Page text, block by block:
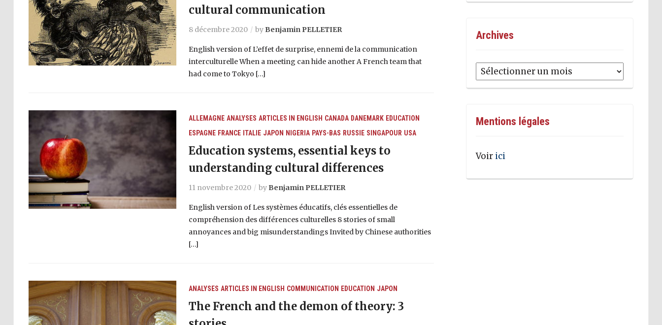
cultural communication
8 décembre 2020 by Benjamin PELLETIER
English version of L’effet de surprise, ennemi de la communication
interculturelle When a meeting can hide another A French team that
had come to Tokyo […]
ALLEMAGNE ANALYSES ARTICLES IN ENGLISH CANADA DANEMARK EDUCATION
ESPAGNE FRANCE ITALIE JAPON NIGERIA PAYS-BAS RUSSIE SINGAPOUR USA
Education systems, essential keys to
understanding cultural differences
11 novembre 2020 by Benjamin PELLETIER
English version of Les systèmes éducatifs, clés essentielles de
compréhension des différences culturelles 8 stories of small
annoyances and big misunderstandings Invited by Chinese authorities
[…]
ANALYSES ARTICLES IN ENGLISH COMMUNICATION EDUCATION JAPON
The French and the demon of theory: 3
Archives
Archives
Mentions légales
Voir ici